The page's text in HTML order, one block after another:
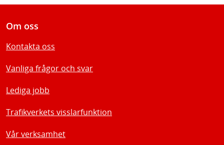
Om oss
Kontakta oss
Vanliga frågor och svar
Lediga jobb
Trafikverkets visslarfunktion
Vår verksamhet